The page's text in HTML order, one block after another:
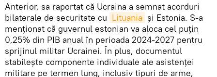
Anterior, sa raportat că Ucraina a semnat acorduri
bilaterale de securitate cu Lituania și Estonia. S-a
menționat că guvernul estonian va aloca cel puțin
0,25% din PIB anual în perioada 2024-2027 pentru
sprijinul militar Ucrainei. În plus, documentul
stabilește componente individuale ale asistenței
militare pe termen lung, inclusiv tipuri de arme,